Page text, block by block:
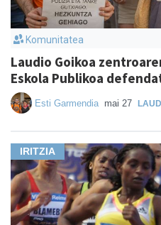
Komunitatea
Laudio Goikoa
Eskola Publikoa
Esti Garmendia mai 27
IRITZIA